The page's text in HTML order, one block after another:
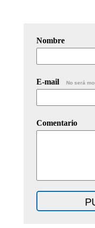
Nombre
E-mail No será
Comentario